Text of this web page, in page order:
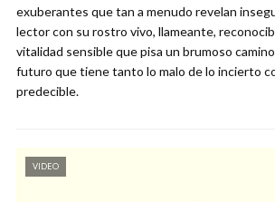
exuberantes que tan a menudo revelan
lector con su rostro vivo, llameante,
vitalidad sensible que pisa un brumoso
futuro que tiene tanto lo malo de lo incierto
predecible.
VIDEO